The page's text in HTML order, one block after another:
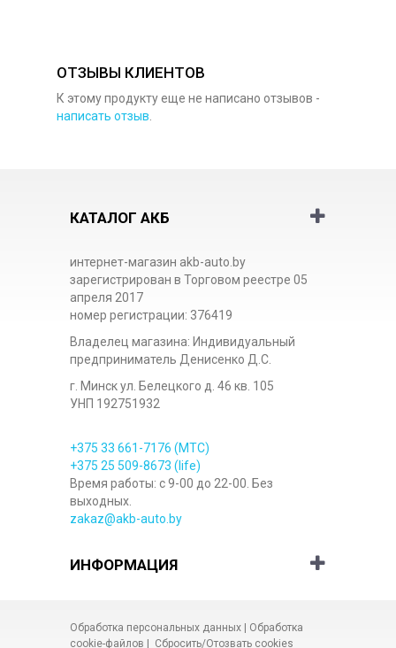
ОТЗЫВЫ КЛИЕНТОВ
К этому продукту еще не написано отзывов -
написать отзыв.
КАТАЛОГ АКБ
интернет-магазин akb-auto.by
зарегистрирован в Торговом реестре 05
апреля 2017
номер регистрации: 376419
Владелец магазина: Индивидуальный
предприниматель Денисенко Д.С.
г. Минск ул. Белецкого д. 46 кв. 105
УНП 192751932
+375 33 661-7176 (МТС)
+375 25 509-8673 (life)
Время работы: с 9-00 до 22-00. Без
выходных.
zakaz@akb-auto.by
ИНФОРМАЦИЯ
Обработка персональных данных
Обработка
cookie-файлов
Сбросить/Отозвать cookies